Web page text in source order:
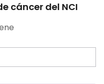
cáncer del NCI